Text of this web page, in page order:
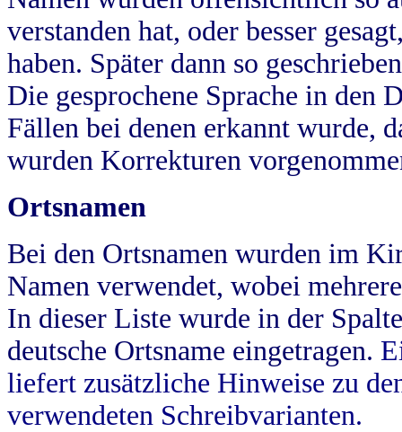
verstanden hat, oder besser
haben. Später dann so
Die gesprochene Sprache in
Fällen bei denen erkannt wurde,
wurden Korrekturen
Ortsnamen
Bei den Ortsnamen wurden im
Namen verwendet, wobei
In dieser Liste wurde in der
deutsche Ortsname eingetragen.
liefert zusätzliche Hinweise zu
verwendeten Schreibvarianten.